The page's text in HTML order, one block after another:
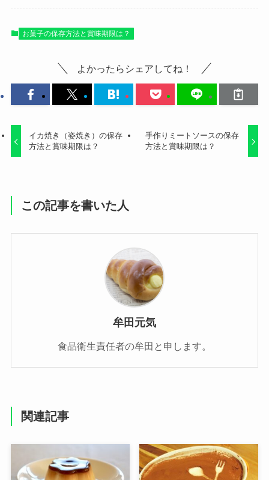
お菓子の保存方法と賞味期限は？
よかったらシェアしてね！
イカ焼き（姿焼き）の保存
方法と賞味期限は？
手作りミートソースの保存
方法と賞味期限は？
この記事を書いた人
牟田元気
食品衛生責任者の牟田と申します。
関連記事